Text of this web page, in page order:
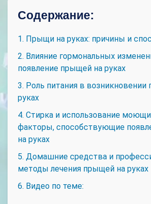
Содержание:
1. Прыщи на руках: причины и
2. Влияние гормональных
появление прыщей на руках
3. Роль питания в
руках
4. Стирка и использование
факторы, способствующие
на руках
5. Домашние средства и
методы лечения прыщей на руках
6. Видео по теме: